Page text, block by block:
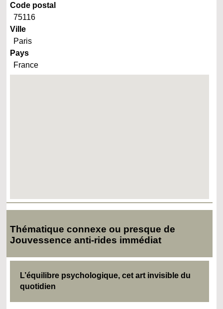
Code postal
75116
Ville
Paris
Pays
France
Thématique connexe ou presque de
Jouvessence anti-rides immédiat
L’équilibre psychologique, cet art invisible du
quotidien